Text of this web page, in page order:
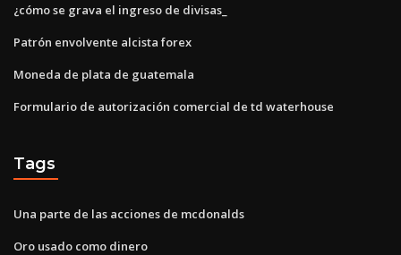
¿cómo se grava el ingreso de divisas_
Patrón envolvente alcista forex
Moneda de plata de guatemala
Formulario de autorización comercial de td waterhouse
Tags
Una parte de las acciones de mcdonalds
Oro usado como dinero